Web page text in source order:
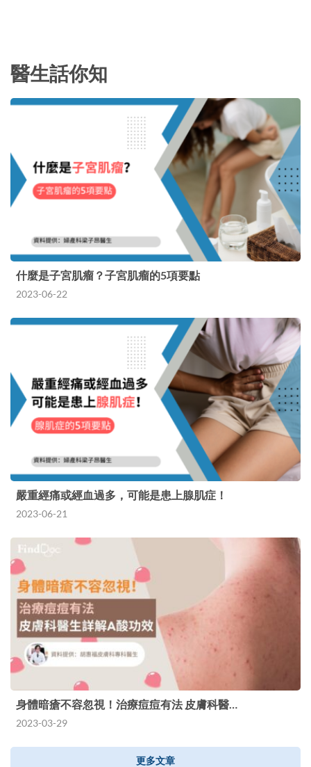
醫生話你知
什麼是子宮肌瘤？子宮肌瘤的5項要點
2023-06-22
嚴重經痛或經血過多，可能是患上腺肌症！
2023-06-21
身體暗瘡不容忽視！治療痘痘有法 皮膚科醫…
2023-03-29
更多文章